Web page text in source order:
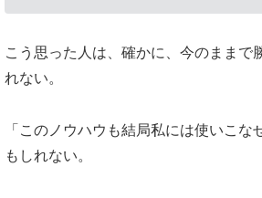
こう思った人は、確かに、今のままで
れない。
「このノウハウも結局私には使いこな
もしれない。